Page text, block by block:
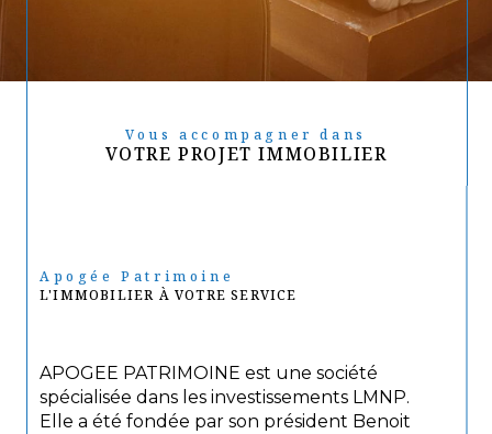
Vous accompagner dans
VOTRE PROJET IMMOBILIER
Apogée Patrimoine
L'IMMOBILIER À VOTRE SERVICE
APOGEE PATRIMOINE est une société
spécialisée dans les investissements LMNP.
Elle a été fondée par son président Benoit